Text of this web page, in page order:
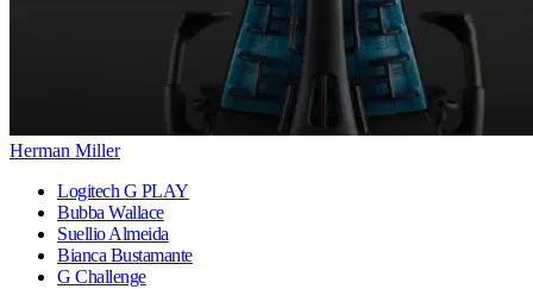
Herman Miller
Logitech G PLAY
Bubba Wallace
Suellio Almeida
Bianca Bustamante
G Challenge